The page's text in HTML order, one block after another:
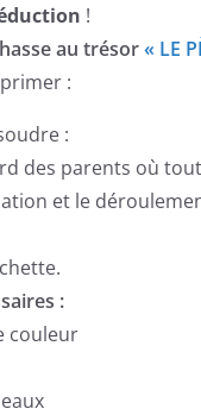
!​
au trésor« LE
:
:
des parents où
et le
:
couleur